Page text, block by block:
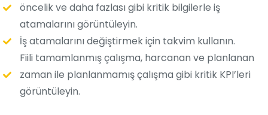
öncelik ve daha fazlası gibi kritik bilgilerle iş
atamalarını görüntüleyin.
İş atamalarını değiştirmek için takvim kullanın.
Fiili tamamlanmış çalışma, harcanan ve planlanan
zaman ile planlanmamış çalışma gibi kritik KPI’leri
görüntüleyin.